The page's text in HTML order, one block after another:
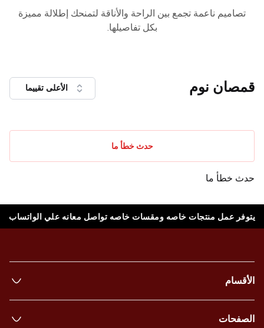
تصاميم ناعمة تجمع بين الراحة والأناقة لتمنحك إطلالة مميزة
بكل تفاصيلها.
قمصان نوم الأعلى تقييما
حدث خطأ ما
حدث خطأ ما
يتوفر عمل منتجات خاصه ومقسات خاصه تواصل معانه علي الواتساب
الأقسام
الصفحات